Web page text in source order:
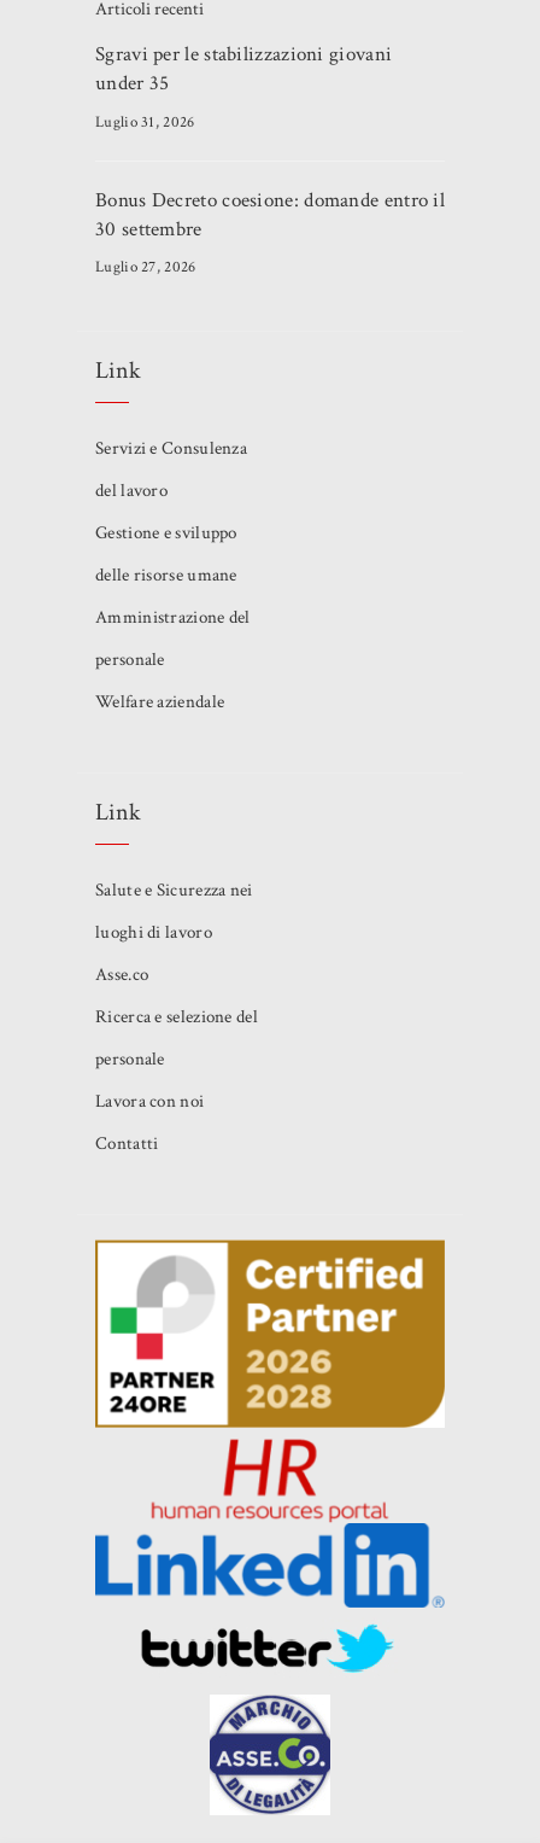
Articoli recenti
Sgravi per le stabilizzazioni giovani
under 35
Luglio 31, 2026
Bonus Decreto coesione: domande entro il
30 settembre
Luglio 27, 2026
Link
Servizi e Consulenza
del lavoro
Gestione e sviluppo
delle risorse umane
Amministrazione del
personale
Welfare aziendale
Link
Salute e Sicurezza nei
luoghi di lavoro
Asse.co
Ricerca e selezione del
personale
Lavora con noi
Contatti